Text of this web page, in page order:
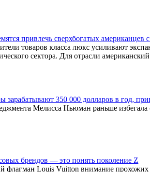
привлечь сверхбогатых американцев
товаров класса люкс усиливают
сектора. Для отрасли
350 000 долларов в год,
Мелисса Ньюман раньше избегала
брендов — это понять поколение Z
флагман Louis Vuitton внимание